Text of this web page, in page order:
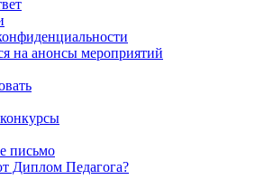
на анонсы мероприятий
письмо
Диплом Педагога?